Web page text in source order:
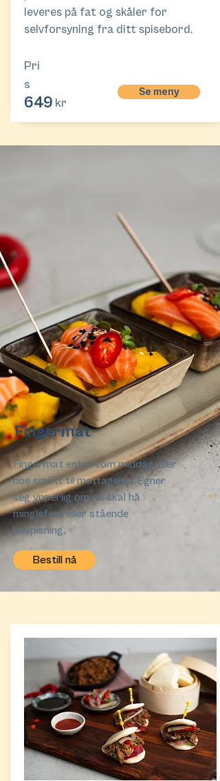
leveres på fat og skåler for
selvforsyning fra ditt spisebord.
Pri
s
kr
649
Se meny
Fingermat
Fingermat enten som middag eller
noe smått til mottagelse. Egner
seg ypperlig om du skal ha
minglefest eller stående
bespisning.
Bestill nå